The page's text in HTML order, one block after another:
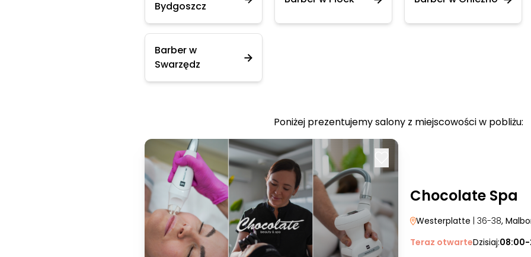
Bydgoszcz
Barber w
Swarzędz
Poniżej prezentujemy salony z miejscowości w pobliżu:
Chocolate Spa
Westerplatte | 36-38,
Teraz otwarteDzisiaj: